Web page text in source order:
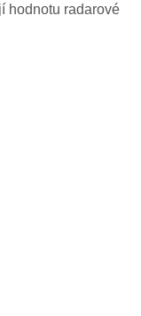
hodnotu radarové